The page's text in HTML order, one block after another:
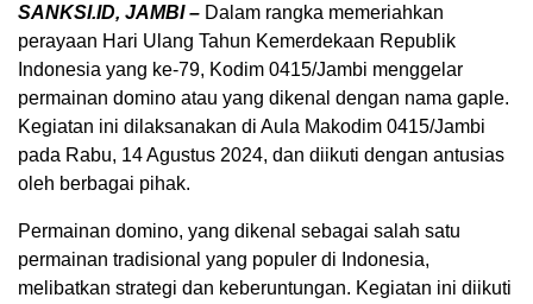
SANKSI.ID, JAMBI – Dalam rangka memeriahkan
perayaan Hari Ulang Tahun Kemerdekaan Republik
Indonesia yang ke-79, Kodim 0415/Jambi menggelar
permainan domino atau yang dikenal dengan nama gaple.
Kegiatan ini dilaksanakan di Aula Makodim 0415/Jambi
pada Rabu, 14 Agustus 2024, dan diikuti dengan antusias
oleh berbagai pihak.
Permainan domino, yang dikenal sebagai salah satu
permainan tradisional yang populer di Indonesia,
melibatkan strategi dan keberuntungan. Kegiatan ini diikuti